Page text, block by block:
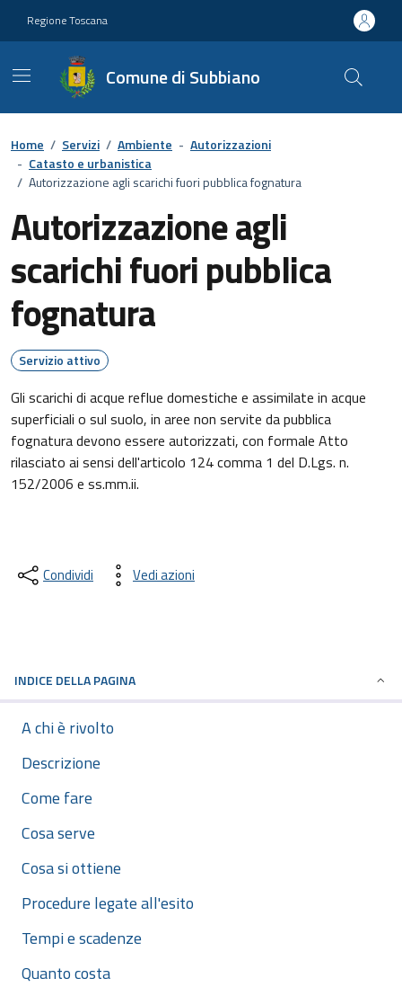
Regione Toscana
Comune di Subbiano
Home / Servizi / Ambiente - Autorizzazioni
- Catasto e urbanistica
/ Autorizzazione agli scarichi fuori pubblica fognatura
Autorizzazione agli
scarichi fuori pubblica
fognatura
Servizio attivo
Gli scarichi di acque reflue domestiche e assimilate in acque
superficiali o sul suolo, in aree non servite da pubblica
fognatura devono essere autorizzati, con formale Atto
rilasciato ai sensi dell'articolo 124 comma 1 del D.Lgs. n.
152/2006 e ss.mm.ii.
Condividi Vedi azioni
INDICE DELLA PAGINA
A chi è rivolto
Descrizione
Come fare
Cosa serve
Cosa si ottiene
Procedure legate all'esito
Tempi e scadenze
Quanto costa